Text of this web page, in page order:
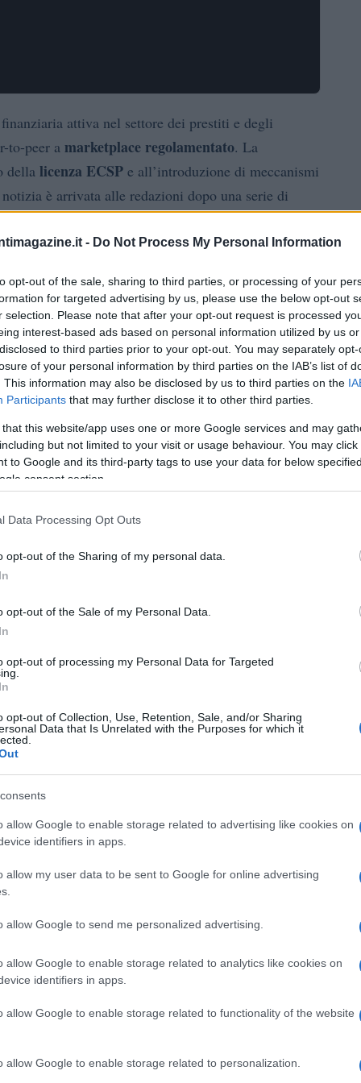
- Do Not Process My Personal Information
opt-out of the sale, sharing to third parties, or processing of your
for targeted advertising by us, please use the below opt-out
selection. Please note that after your opt-out request is processed
interest-based ads based on personal information utilized by us
to third parties prior to your opt-out. You may separately
of your personal information by third parties on the IAB’s list of
This information may also be disclosed by us to third parties on the
Participants that may further disclose it to other third parties.
that this website/app uses one or more Google services and may
but not limited to your visit or usage behaviour. You may
to Google and its third-party tags to use your data for below
consent section.
Data Processing Opt Outs
opt-out of the Sharing of my personal data.
opt-out of the Sale of my Personal Data.
opt-out of processing my Personal Data for Targeted
opt-out of Collection, Use, Retention, Sale, and/or Sharing
Data that Is Unrelated with the Purposes for which it
allow Google to enable storage related to advertising like cookies on
identifiers in apps.
allow my user data to be sent to Google for online advertising
allow Google to send me personalized advertising.
allow Google to enable storage related to analytics like cookies on
identifiers in apps.
allow Google to enable storage related to functionality of the website
allow Google to enable storage related to personalization.
attiva nel settore dei prestiti e degli
to-peer a marketplace regolamentato. La
della licenza ECSP e all’introduzione di meccanismi
è arrivata alle redazioni dopo una serie di
regolamentati.
propria struttura operativa. Ha aggiornato
partnership con istituti di pagamento sottoposti
flussi finanziari degli utenti dalle attività aziendali.
societaria
Provider, consente la prestazione di servizi di
adotta la licenza come perno della nuova
dei conti clienti e protocolli di custodia dei
la protezione degli investitori e la trasparenza
di servizi di crowdfunding
l’autorizzazione dalla
Financial Supervision
la costituzione di un’entità legale separata
d’interesse e definisce il ruolo della
e offerta di credito.
con Lemonway
ha esternalizzato la gestione dei flussi monetari